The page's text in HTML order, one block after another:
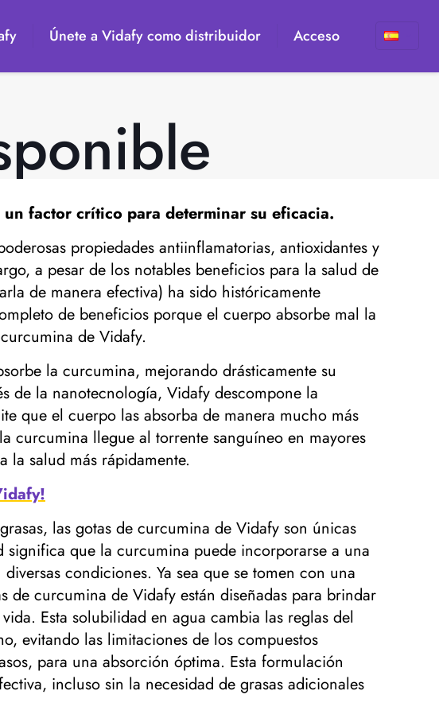
Únete a Vidafy como distribuidor Acceso
factor crítico para determinar su eficacia.
propiedades antiinflamatorias, antioxidantes y
a pesar de los notables beneficios para la salud de
de manera efectiva) ha sido históricamente
de beneficios porque el cuerpo absorbe mal la
de Vidafy.
la curcumina, mejorando drásticamente su
de la nanotecnología, Vidafy descompone la
que el cuerpo las absorba de manera mucho más
curcumina llegue al torrente sanguíneo en mayores
la salud más rápidamente.
las gotas de curcumina de Vidafy son únicas
que la curcumina puede incorporarse a una
condiciones. Ya sea que se tomen con una
de curcumina de Vidafy están diseñadas para brindar
Esta solubilidad en agua cambia las reglas del
evitando las limitaciones de los compuestos
para una absorción óptima. Esta formulación
incluso sin la necesidad de grasas adicionales